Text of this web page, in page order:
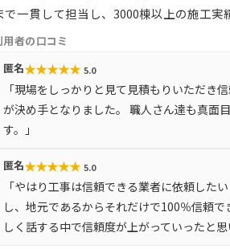
で一貫して担当し、3000棟以上の施工実
用者の口コミ
匿名★★★★★ 5.0
「現場をしっかりと見て見積もりいただき
が決め手となりました。 職人さん達も真面
す。」
匿名★★★★★ 5.0
「やはり工事は信頼できる業者に依頼した
し、地元であるからそれだけで100％信頼
しく話する中で信頼度が上がっていったと思